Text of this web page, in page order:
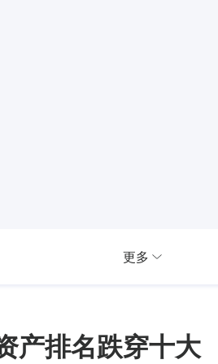
更多
排名跌穿十大